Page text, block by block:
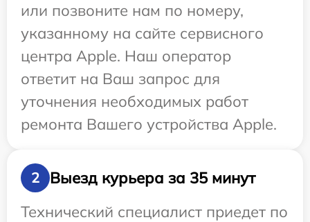
или позвоните нам по номеру,
указанному на сайте сервисного
центра Apple. Наш оператор
ответит на Ваш запрос для
уточнения необходимых работ
ремонта Вашего устройства Apple.
2
Выезд курьера за 35 минут
Технический специалист приедет по